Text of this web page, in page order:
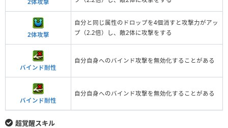
2体攻撃
2体攻撃
自分と同じ属性のドロップを4個消すと攻撃力がアッ
プ（2.2倍）し、敵2体に攻撃をする
バインド耐性
自分自身へのバインド攻撃を無効化することがある
バインド耐性
自分自身へのバインド攻撃を無効化することがある
超覚醒スキル